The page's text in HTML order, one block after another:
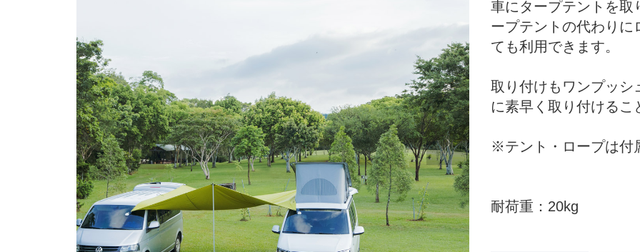

車にタープテントを取
ープテントの代わり
ても利用できます。
取り付けもワンプッシ
に素早く取り付けるこ
※テント・ロープは付
耐荷重：20kg